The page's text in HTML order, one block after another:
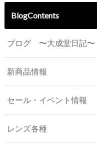
BlogContents
ブログ 〜大成堂日記〜
新商品情報
セール・イベント情報
レンズ各種